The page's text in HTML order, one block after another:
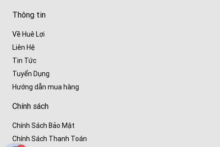
Thông tin
Về Huê Lợi
Liên Hệ
Tin Tức
Tuyển Dụng
Hướng dẫn mua hàng
Chính sách
Chính Sách Bảo Mật
Chính Sách Thanh Toán